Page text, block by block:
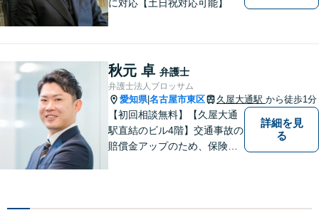
に対応【土日祝対応可能】
秋元 卓 弁護士
弁護士法人ブロッサム
愛知県|名古屋市東区 久屋大通駅 から徒歩1分
【初回相談無料】【久屋大通
駅直結のビル4階】交通事故の
賠償金アップのため、保険会
営判断ができるよう、法的側
詳細を見
る